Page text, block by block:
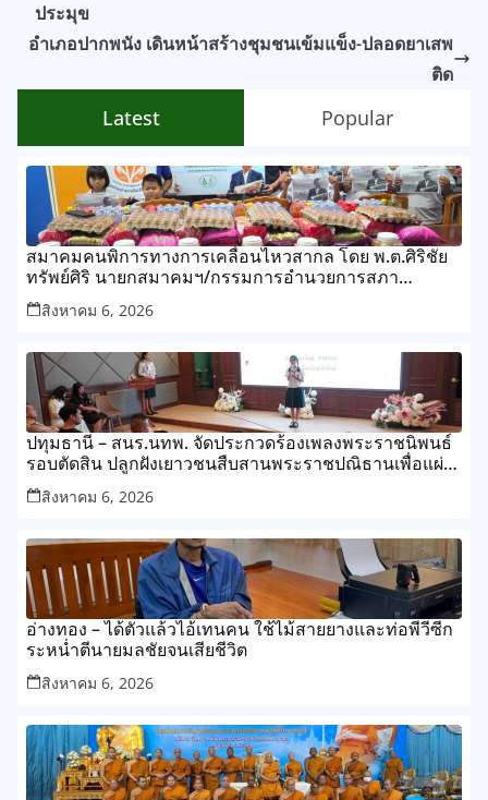
ประมุข
อำเภอปากพนัง เดินหน้าสร้างชุมชนเข้มแข็ง-ปลอดยาเสพ
ติด
Latest Popular
สมาคมคนพิการทางการเคลื่อนไหวสากล โดย พ.ต.ศิริชัย
ทรัพย์ศิริ นายกสมาคมฯ/กรรมการอำนวยการสภา
สังคมสงเคราะห์แห่งประเทศไทย
สิงหาคม 6, 2026
ปทุมธานี – สนร.นทพ. จัดประกวดร้องเพลงพระราชนิพนธ์
รอบตัดสิน ปลูกฝังเยาวชนสืบสานพระราชปณิธานเพื่อแผ่น
ดิน
สิงหาคม 6, 2026
อ่างทอง – ได้ตัวแล้วไอ้เทนคน ใช้ไม้สายยางและท่อพีวีซีก
ระหน่ำตีนายมลชัยจนเสียชีวิต
สิงหาคม 6, 2026